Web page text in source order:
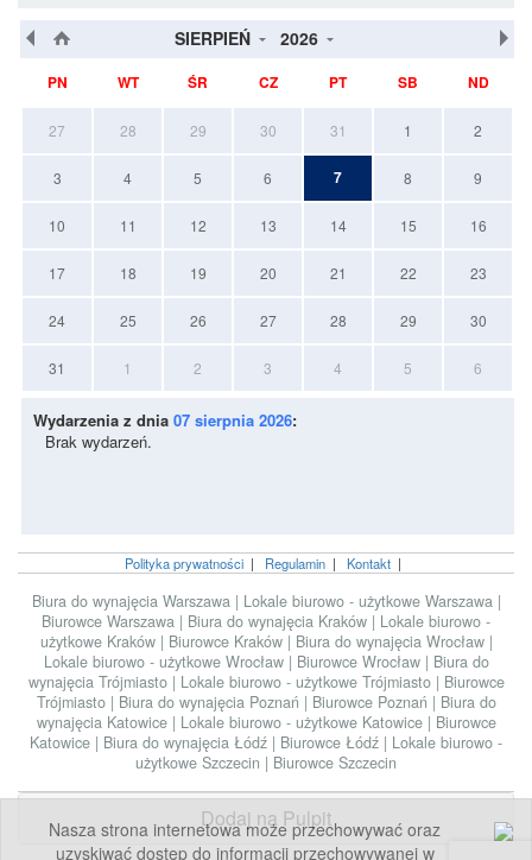
Nasza strona internetowa może przechowywać oraz
uzyskiwać dostęp do informacji przechowywanej w
SIERPIEŃ 2026
PN WT ŚR CZ PT SB ND
27 28 29 30 31 1 2
3 4 5 6 7 8 9
10 11 12 13 14 15 16
17 18 19 20 21 22 23
24 25 26 27 28 29 30
31 1 2 3 4 5 6
Wydarzenia z dnia 07 sierpnia 2026:
Brak wydarzeń.
Polityka prywatności| Regulamin| Kontakt|
Biura do wynajęcia Warszawa | Lokale biurowo - użytkowe Warszawa |
Biurowce Warszawa | Biura do wynajęcia Kraków | Lokale biurowo -
użytkowe Kraków | Biurowce Kraków | Biura do wynajęcia Wrocław |
Lokale biurowo - użytkowe Wrocław | Biurowce Wrocław | Biura do
wynajęcia Trójmiasto | Lokale biurowo - użytkowe Trójmiasto | Biurowce
Trójmiasto | Biura do wynajęcia Poznań | Biurowce Poznań | Biura do
wynajęcia Katowice | Lokale biurowo - użytkowe Katowice | Biurowce
Katowice | Biura do wynajęcia Łódź | Biurowce Łódź | Lokale biurowo -
użytkowe Szczecin | Biurowce Szczecin
Dodaj na Pulpit